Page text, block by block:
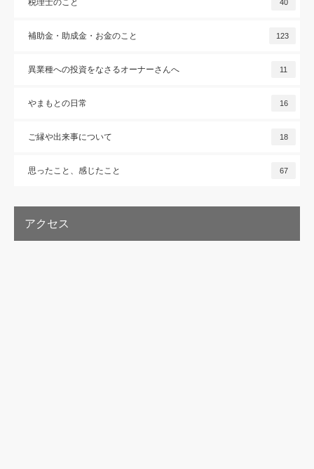
税理士のこと 40
補助金・助成金・お金のこと 123
異業種への投資をなさるオーナーさんへ 11
やまもとの日常 16
ご縁や出来事について 18
思ったこと、感じたこと 67
アクセス